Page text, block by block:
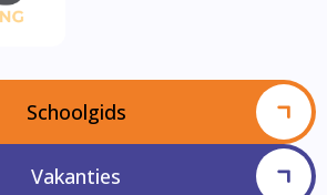
Schoolgids
Vakanties